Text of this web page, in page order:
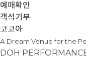
예매확인
객석기부
코코아
A Dream Venue for the
DOH